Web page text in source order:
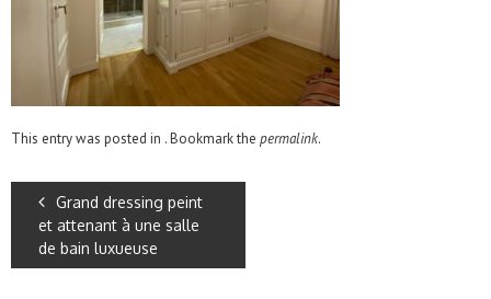
This entry was posted in . Bookmark the permalink.
Grand dressing peint
et attenant à une salle
de bain luxueuse